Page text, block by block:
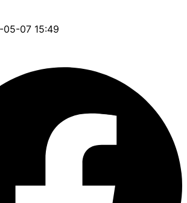
05-07 15:49